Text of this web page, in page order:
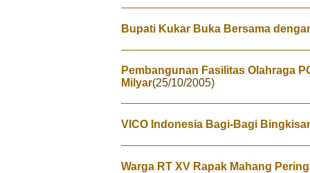
Bupati Kukar Buka Bersama
Pembangunan Fasilitas Olahraga
Milyar(25/10/2005)
VICO Indonesia Bagi-Bagi
Warga RT XV Rapak Mahang